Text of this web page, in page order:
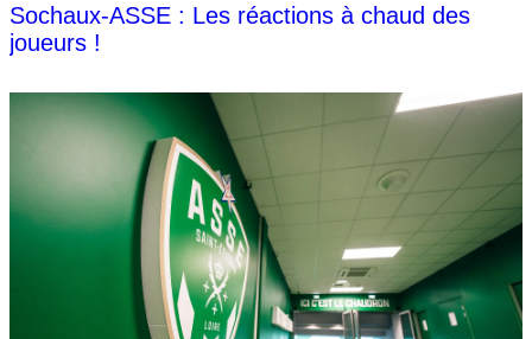
Sochaux-ASSE : Les réactions à chaud des
joueurs !